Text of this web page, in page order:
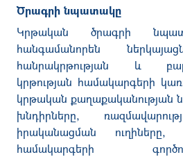
Ծրագրի նպատակը
Կրթական
ծրագրի
հանգամանորեն
հանրակրթության
և
կրթության համակարգերի
կրթական քաղաքականության
խնդիրները,
իրականացման
ուղիները,
համակարգերի